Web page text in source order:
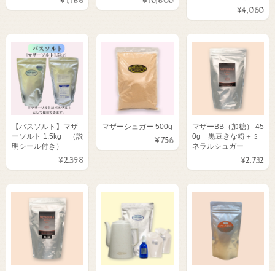
¥4,060
【バスソルト】マザ
ーソルト 1.5kg （説
明シール付き）
¥2,398
マザーシュガー 500g
¥756
マザーBB（加糖） 45
0g 黒豆きな粉＋ミ
ネラルシュガー
¥2,732